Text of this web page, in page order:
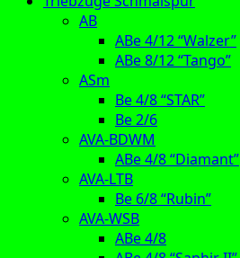
AB
ABe 4/12 “Walzer”
ABe 8/12 “Tango”
ASm
Be 4/8 “STAR”
Be 2/6
AVA-BDWM
ABe 4/8 “Diamant”
AVA-LTB
Be 6/8 “Rubin”
AVA-WSB
ABe 4/8